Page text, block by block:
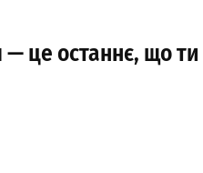
— це останнє, що ти